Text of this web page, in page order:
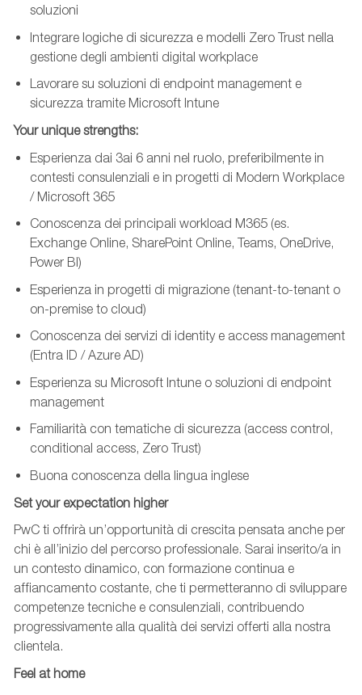
soluzioni
Integrare logiche di sicurezza e modelli Zero Trust nella
gestione degli ambienti digital workplace
Lavorare su soluzioni di endpoint management e
sicurezza tramite Microsoft Intune
Your unique strengths:
Esperienza dai 3ai 6 anni nel ruolo, preferibilmente in
contesti consulenziali e in progetti di Modern Workplace
/ Microsoft 365
Conoscenza dei principali workload M365 (es.
Exchange Online, SharePoint Online, Teams, OneDrive,
Power BI)
Esperienza in progetti di migrazione (tenant-to-tenant o
on-premise to cloud)
Conoscenza dei servizi di identity e access management
(Entra ID / Azure AD)
Esperienza su Microsoft Intune o soluzioni di endpoint
management
Familiarità con tematiche di sicurezza (access control,
conditional access, Zero Trust)
Buona conoscenza della lingua inglese
Set your expectation higher
PwC ti offrirà un’opportunità di crescita pensata anche per
chi è all’inizio del percorso professionale. Sarai inserito/a in
un contesto dinamico, con formazione continua e
affiancamento costante, che ti permetteranno di sviluppare
competenze tecniche e consulenziali, contribuendo
progressivamente alla qualità dei servizi offerti alla nostra
clientela.
Feel at home